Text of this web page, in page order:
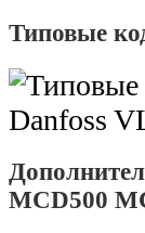
Типовые
MCD500